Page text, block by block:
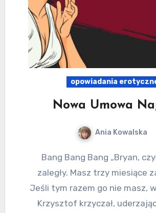
opowiadania
Nowa Umowa
Ania Kowalska
Bang Bang Bang „Bryan, czynsz jest
zaległy. Masz trzy miesiące
Jeśli tym razem go nie masz,
Krzysztof krzyczał,